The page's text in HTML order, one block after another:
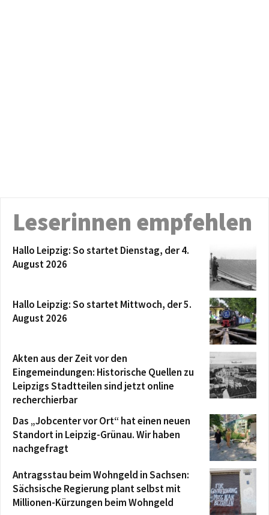
Leserinnen empfehlen
Hallo Leipzig: So startet Dienstag, der 4.
August 2026
Hallo Leipzig: So startet Mittwoch, der 5.
August 2026
Akten aus der Zeit vor den
Eingemeindungen: Historische Quellen zu
Leipzigs Stadtteilen sind jetzt online
recherchierbar
Das „Jobcenter vor Ort“ hat einen neuen
Standort in Leipzig-Grünau. Wir haben
nachgefragt
Antragsstau beim Wohngeld in Sachsen:
Sächsische Regierung plant selbst mit
Millionen-Kürzungen beim Wohngeld